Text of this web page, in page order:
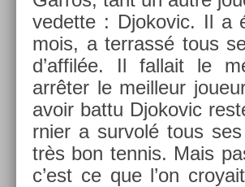
vedet­te : Djokovic. Il a
mois, a ter­rassé tous
d’affilée. Il fal­lait le
arrêter le meil­leur
avoir battu Djokovic
rni­er a sur­volé tous
très bon ten­nis. Mais
c’est ce que l’on